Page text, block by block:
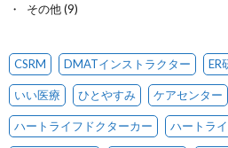
その他(9)
CSRM DMATインストラクター ER
いい医療 ひとやすみ ケアセンター
ハートライフドクターカー ハートラ